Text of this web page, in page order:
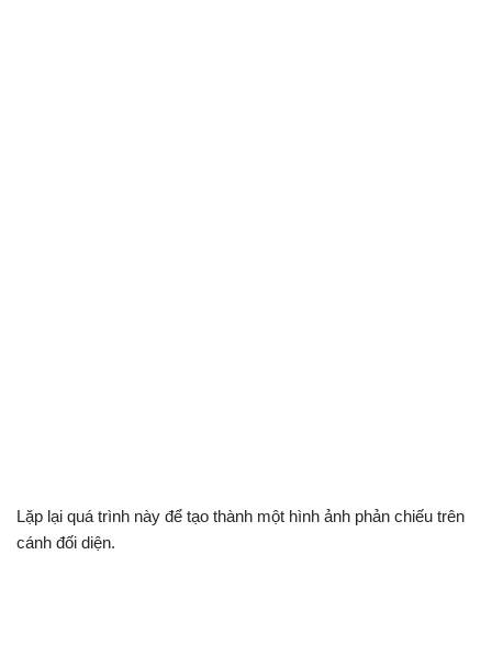
Lặp lại quá trình này để tạo thành một hình ảnh phản chiếu trên
cánh đối diện.